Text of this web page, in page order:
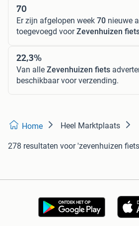
70
Er zijn afgelopen week 70 nieuwe
toegevoegd voorZevenhuizen
22,3%
Van alle Zevenhuizen fiets
beschikbaar voor verzending.
Home Heel Marktplaats
278 resultaten voor 'zevenhuizen